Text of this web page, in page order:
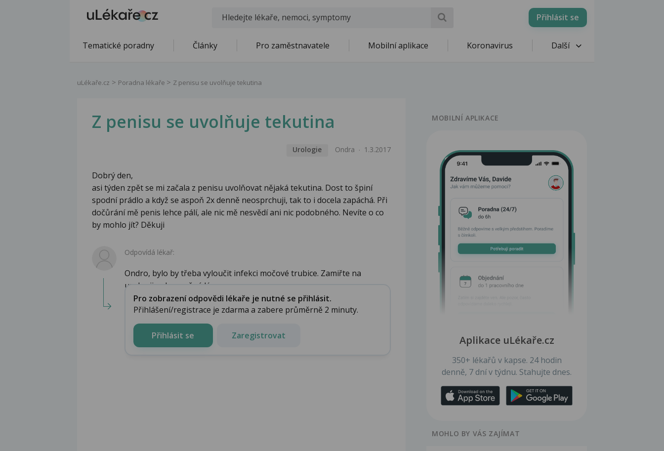
Přihlásit se
Tematické poradny Články Pro zaměstnavatele Mobilní aplikace Koronavirus Další
uLékaře.cz Poradna lékaře Z penisu se uvolňuje tekutina
Z penisu se uvolňuje tekutina
Urologie Ondra 1.3.2017
Dobrý den,
asi týden zpět se mi začala z penisu uvolňovat nějaká tekutina. Dost to špiní
spodní prádlo a když se aspoň 2x denně neosprchuji, tak to i docela zapáchá. Při
dočůrání mě penis lehce pálí, ale nic mě nesvědí ani nic podobného. Nevíte o co
by mohlo jít? Děkuji
Odpovídá lékař:
Ondro, bylo by třeba vyloučit infekci močové trubice. Zamiřte na
urologii nebo možná lépe na...
Pro zobrazení odpovědi lékaře je nutné se přihlásit.
Přihlášení/registrace je zdarma a zabere průměrně 2 minuty.
Přihlásit se Zaregistrovat
MOBILNÍ APLIKACE
Aplikace uLékaře.cz
350+ lékařů v kapse. 24 hodin
denně, 7 dní v týdnu. Stahujte dnes.
MOHLO BY VÁS ZAJÍMAT